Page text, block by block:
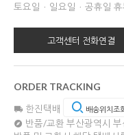
토요일ㆍ일요일ㆍ공휴일 휴
고객센터 전화연결
ORDER TRACKING
한진택배 배송위치조
반품/교환 부산광역시